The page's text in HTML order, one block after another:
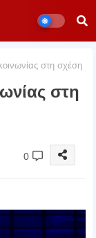
στη σχέση
στη
0